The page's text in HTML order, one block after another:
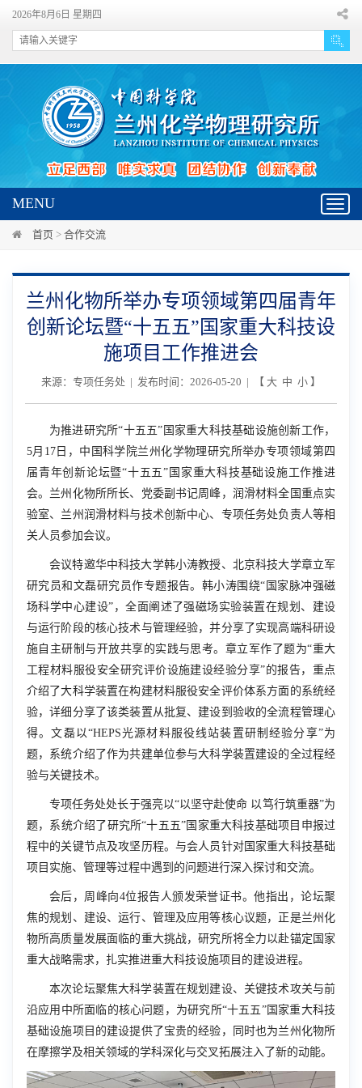
2026年8月6日 星期四
MENU
首页 > 合作交流
兰州化物所举办专项领域第四届青年
创新论坛暨“十五五”国家重大科技设
施项目工作推进会
来源：专项任务处 | 发布时间：2026-05-20 | 【 大 中 小 】
为推进研究所“十五五”国家重大科技基础设施创新工作，
5月 17日，中国科学院兰州化学物理研究所举办专项领域第四
届青年创新论坛暨“十五五”国家重大科技基础设施工作推进
会。兰州化物所所长、党委副书记周峰，润滑材料全国重点实
验室、兰州润滑材料与技术创新中心、专项任务处负责人等相
关人员参加会议。
会议特邀华中科技大学韩小涛教授、北京科技大学章立军
研究员和文磊研究员作专题报告。韩小涛围绕“国家脉冲强磁
场科学中心建设”，全面阐述了强磁场实验装置在规划、建设
与运行阶段的核心技术与管理经验，并分享了实现高端科研设
施自主研制与开放共享的实践与思考。章立军作了题为“重大
工程材料服役安全研究评价设施建设经验分享”的报告，重点
介绍了大科学装置在构建材料服役安全评价体系方面的系统经
验，详细分享了该类装置从批复、建设到验收的全流程管理心
得。文磊以“HEPS光源材料服役线站装置研制经验分享”为
题，系统介绍了作为共建单位参与大科学装置建设的全过程经
验与关键技术。
专项任务处处长于强亮以“以坚守赴使命 以笃行筑重器”为
题，系统介绍了研究所“十五五”国家重大科技基础项目申报过
程中的关键节点及攻坚历程。与会人员针对国家重大科技基础
项目实施、管理等过程中遇到的问题进行深入探讨和交流。
会后，周峰向4位报告人颁发荣誉证书。他指出，论坛聚
焦的规划、建设、运行、管理及应用等核心议题，正是兰州化
物所高质量发展面临的重大挑战，研究所将全力以赴锚定国家
重大战略需求，扎实推进重大科技设施项目的建设进程。
本次论坛聚焦大科学装置在规划建设、关键技术攻关与前
沿应用中所面临的核心问题，为研究所“十五五”国家重大科技
基础设施项目的建设提供了宝贵的经验，同时也为兰州化物所
在摩擦学及相关领域的学科深化与交叉拓展注入了新的动能。